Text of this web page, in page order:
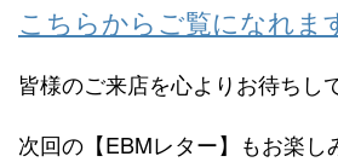
こちらからご覧になれま
皆様のご来店を心よりお待ちし
次回の【EBMレター】もお楽し